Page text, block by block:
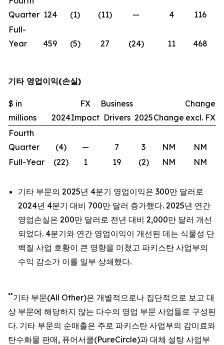
Quarter 124 (1) (11) — 4 116
Full-
Year
459 (5) 27 (24) 11 468
기타 영업이익(손실)
$ in
millions
2024
FX
Impact
Business
Drivers 2025Change
Change
excl. FX
Fourth
Quarter
(4) — 7 3 NM
NM
Full-Year
(22) 1 19 (2) NM NM
기타 부문의 2025년 4분기 영업이익은 300만 달러로
2024년 4분기 대비 700만 달러 증가했다. 2025년 연간
영업손실은 200만 달러로 전년 대비 2,000만 달러 개선
되었다. 4분기와 연간 영업이익이 개선된 데는 식물성 단
백질 사업 호황이 큰 영향을 미쳤고 파키스탄 사업부의
수익 감소가 이를 일부 상쇄했다.
**기타 부문(All Other)은 개별적으로나 집단적으로 보고 대
상 부문에 해당하지 않는 다수의 영업 부문 사업들로 구성된
다. 기타 부문의 순매출은 주로 파키스탄 사업부의 감미료와
탄수화물 판매, 퓨어서클(PureCircle)과 대체 설탕 사업부